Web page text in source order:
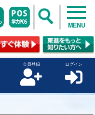
MENU
会員登録 ログイン